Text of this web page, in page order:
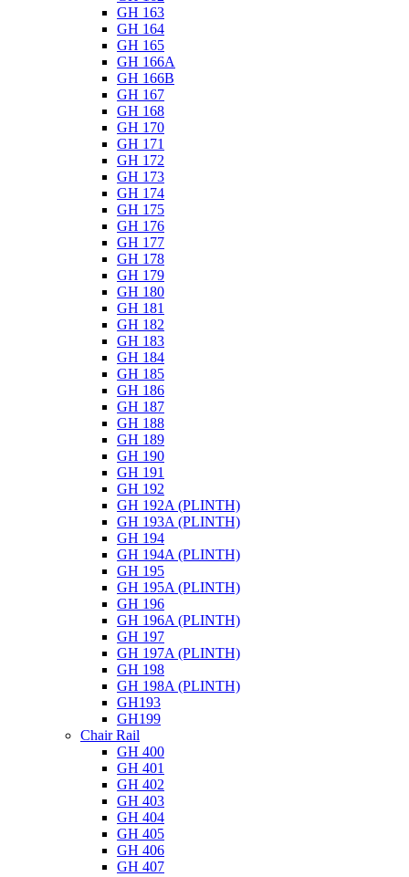
GH 163
GH 164
GH 165
GH 166A
GH 166B
GH 167
GH 168
GH 170
GH 171
GH 172
GH 173
GH 174
GH 175
GH 176
GH 177
GH 178
GH 179
GH 180
GH 181
GH 182
GH 183
GH 184
GH 185
GH 186
GH 187
GH 188
GH 189
GH 190
GH 191
GH 192
GH 192A (PLINTH)
GH 193A (PLINTH)
GH 194
GH 194A (PLINTH)
GH 195
GH 195A (PLINTH)
GH 196
GH 196A (PLINTH)
GH 197
GH 197A (PLINTH)
GH 198
GH 198A (PLINTH)
GH193
GH199
Chair Rail
GH 400
GH 401
GH 402
GH 403
GH 404
GH 405
GH 406
GH 407